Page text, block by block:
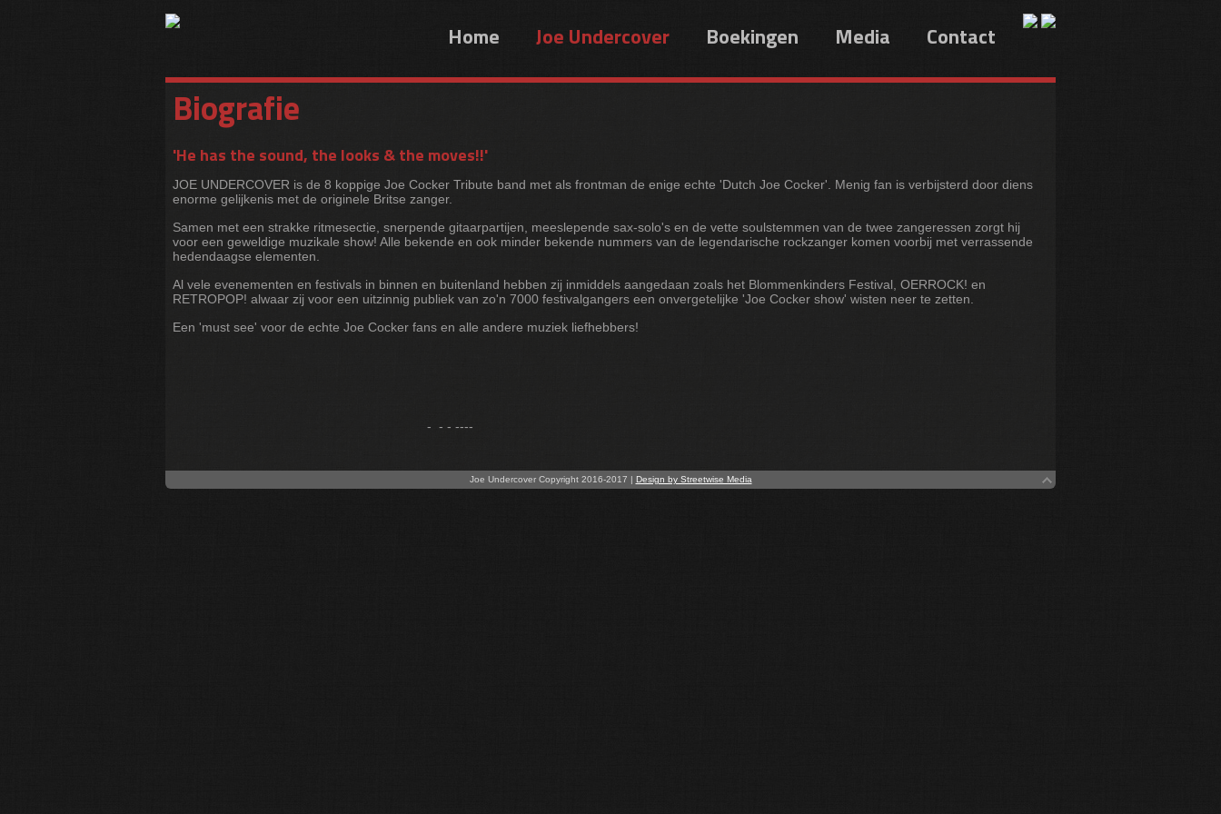
Home Joe Undercover Boekingen Media Contact
Biografie
'He has the sound, the looks & the moves!!'
JOE UNDERCOVER is de 8 koppige Joe Cocker Tribute band met als frontman de enige echte 'Dutch Joe Cocker'. Menig fan is verbijsterd door diens
enorme gelijkenis met de originele Britse zanger.
Samen met een strakke ritmesectie, snerpende gitaarpartijen, meeslepende sax-solo's en de vette soulstemmen van de twee zangeressen zorgt hij
voor een geweldige muzikale show! Alle bekende en ook minder bekende nummers van de legendarische rockzanger komen voorbij met verrassende
hedendaagse elementen.
Al vele evenementen en festivals in binnen en buitenland hebben zij inmiddels aangedaan zoals het Blommenkinders Festival, OERROCK! en
RETROPOP! alwaar zij voor een uitzinnig publiek van zo'n 7000 festivalgangers een onvergetelijke 'Joe Cocker show' wisten neer te zetten.
Een 'must see' voor de echte Joe Cocker fans en alle andere muziek liefhebbers!
- - - ----
Joe Undercover Copyright 2016-2017 | Design by Streetwise Media